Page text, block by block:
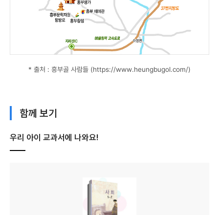
* 출처 : 흥부골 사람들 (https://www.heungbugol.com/)
함께 보기
우리 아이 교과서에 나와요!